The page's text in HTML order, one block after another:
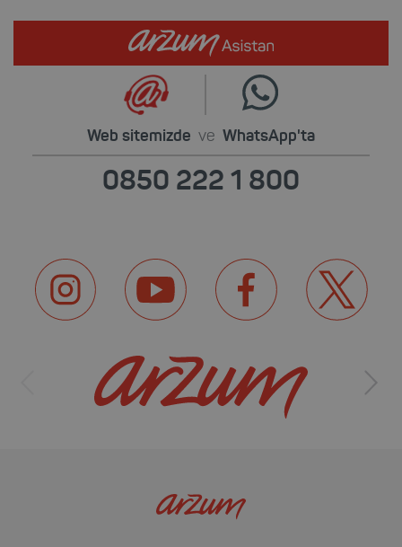
Web sitemizde ve WhatsApp'ta
0850 222 1 800